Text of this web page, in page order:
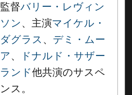
監督バリー・レヴィン
ソン 、主演マイケル・
ダグラス 、 デミ・ムー
ア、
ドナルド・サザー
ランド他共演のサスペ
ンス。